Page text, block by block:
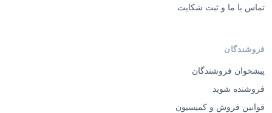
تماس با ما و ثبت شکایت
فروشندگان
پیشخوان فروشندگان
فروشنده شوید
قوانین فروش و کمیسیون